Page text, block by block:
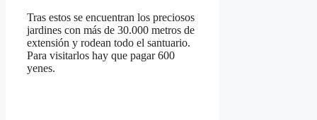
Tras estos se encuentran los preciosos
jardines con más de 30.000 metros de
extensión y rodean todo el santuario.
Para visitarlos hay que pagar 600
yenes.